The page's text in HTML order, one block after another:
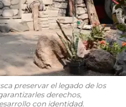
preservar el legado de los
derechos,
con identidad.